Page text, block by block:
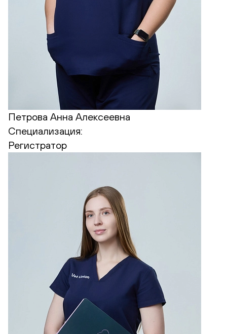
Петрова Анна Алексеевна
Специализация:
Регистратор